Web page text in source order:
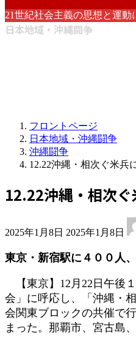
21世紀社会主義の思想と運
日本地域・沖縄闘争
フロントページ
日本地域・沖縄闘争
沖縄闘争
12.22沖縄・相次ぐ米兵
12.22沖縄・相次
2025年1月8日 終
新
時
:
2025年1月8日
東京・新宿駅に４００人
【東京】12月22日午後
会」に呼応し、「沖縄・
会関東ブロックの共催で
まった。那覇市、宮古島